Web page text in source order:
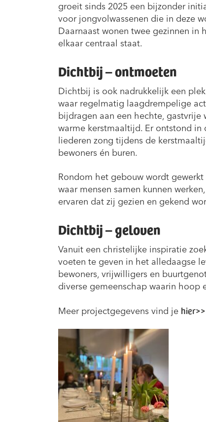
groeit sinds 2025 een bijzonder
voor jongvolwassenen die in deze
Daarnaast wonen twee gezinnen in
elkaar centraal staat.
Dichtbij – ontmoeten
Dichtbij is ook nadrukkelijk een
waar regelmatig laagdrempelige
bijdragen aan een hechte, gastvrije
warme kerstmaaltijd. Er ontstond
liederen zong tijdens de
bewoners én buren.
Rondom het gebouw wordt
waar mensen samen kunnen
ervaren dat zij gezien en gekend
Dichtbij – geloven
Vanuit een christelijke inspiratie
voeten te geven in het alledaagse
bewoners, vrijwilligers en
diverse gemeenschap waarin
Meer projectgegevens vind je hier>>